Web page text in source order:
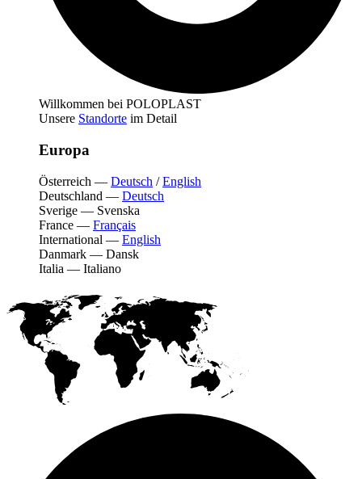
Willkommen bei POLOPLAST
Unsere Standorte im Detail
Europa
Österreich — Deutsch /English
Deutschland — Deutsch
Sverige — Svenska
France — Français
International — English
Danmark — Dansk
Italia — Italiano